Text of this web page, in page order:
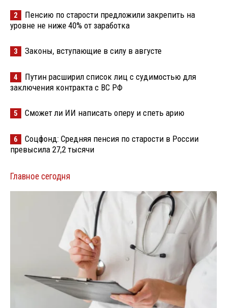
2
Пенсию по старости предложили закрепить на
уровне не ниже 40% от заработка
3 Законы, вступающие в силу в августе
4
Путин расширил список лиц с судимостью для
заключения контракта с ВС РФ
5 Сможет ли ИИ написать оперу и спеть арию
6
Соцфонд: Средняя пенсия по старости в России
превысила 27,2 тысячи
Главное сегодня